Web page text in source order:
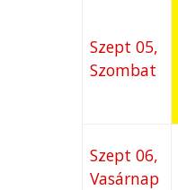
Szept 05,
Szombat
Szept 06,
Vasárnap